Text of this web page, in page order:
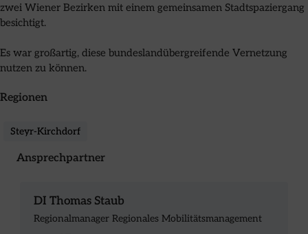
zwei Wiener Bezirken mit einem gemeinsamen Stadtspaziergang
besichtigt.
Es war großartig, diese bundeslandübergreifende Vernetzung
nutzen zu können.
Regionen
Steyr-Kirchdorf
Ansprechpartner
DI Thomas Staub
Regionalmanager Regionales Mobilitätsmanagement